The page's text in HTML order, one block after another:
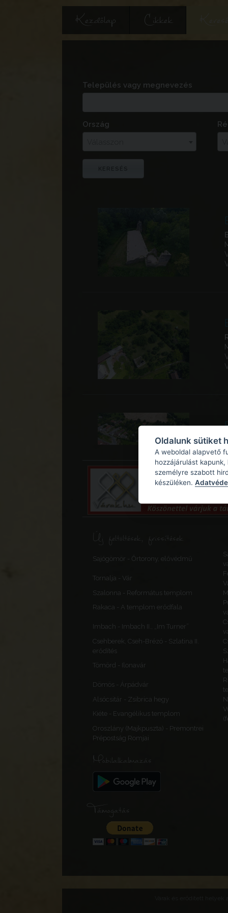
Kezdőlap Cikkek
Település vagy megnevezés
Ország
Új feltöltések, frissítések
Sajógömör - Őrtorony, elővédmű
Tornalja - Vár
Szalonna - Református templom
Rakaca - A templom erődfala
Imbach - Imbach II., „Im Turner”
Csehberek, Cseh-Brézó - Szlatina II.
erődítés
Tömörd - Ilonavár
Dömös - Árpádvár
Alsócsitár - Zsibrica hegy
Kiéte - Evangélikus templom
Oroszlány (Majkpuszta) - Premontrei
Prépostság Romjai
Mobilalkalmazás
Támogatás
Oldalunk sütiket
A weboldal alapvető
hozzájárulást
személyre szabott
készüléken.